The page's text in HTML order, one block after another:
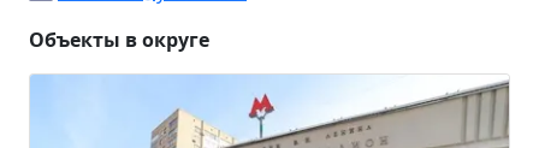
Объекты в округе